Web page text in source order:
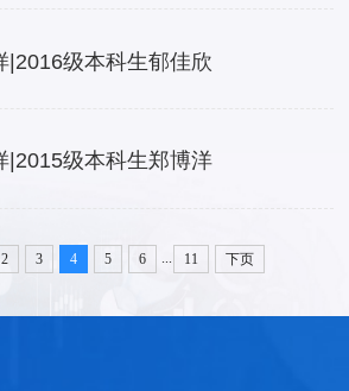
|2016级本科生郁佳欣
|2015级本科生郑博洋
2 3 4 5 6 11 下页